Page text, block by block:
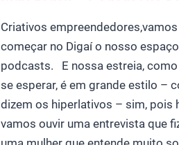
Criativos empreendedores,vamos
começar no Digaí o nosso
podcasts. E nossa estreia, como
se esperar, é em grande estilo –
dizem os hiperlativos – sim, pois
vamos ouvir uma entrevista que